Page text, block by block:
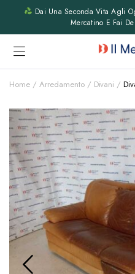
Dai Una Seconda Vita Agli
Mercatino E Fai
Home Arredamento Divani